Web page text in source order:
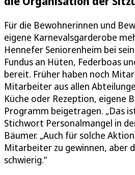
Für die Bewohnerinnen und
eigene Karnevalsgarderobe
Hennefer Seniorenheim bei
Fundus an Hüten, Federboas
bereit. Früher haben noch
Mitarbeiter aus allen
Küche oder Rezeption, eigene
Programm beigetragen. „Das
Stichwort Personalmangel in
Bäumer. „Auch für solche
Mitarbeiter zu gewinnen, aber
schwierig.“